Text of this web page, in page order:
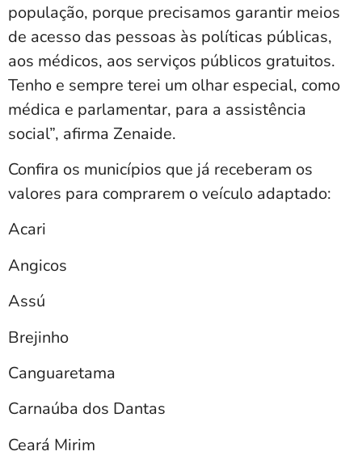
população, porque precisamos garantir meios
de acesso das pessoas às políticas públicas,
aos médicos, aos serviços públicos gratuitos.
Tenho e sempre terei um olhar especial, como
médica e parlamentar, para a assistência
social”, afirma Zenaide.
Confira os municípios que já receberam os
valores para comprarem o veículo adaptado:
Acari
Angicos
Assú
Brejinho
Canguaretama
Carnaúba dos Dantas
Ceará Mirim